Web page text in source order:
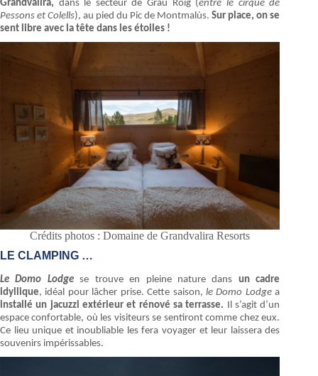
Grandvalira, dans le secteur de Grau Roig (entre le cirque de
Pessons et Colells), au pied du Pic de Montmalùs.Sur place, on se
sent libre avec la tête dans les étoiles !
Crédits photos : Domaine de Grandvalira Resorts
LE CLAMPING …
Le Domo Lodgese trouve en pleine nature dans un cadre
idyllique, idéal pour lâcher prise. Cette saison, le Domo Lodgea
installé un jacuzzi extérieur et rénové sa terrasse. Il s’agit d’un
espace confortable, où les visiteurs se sentiront comme chez eux.
Ce lieu unique et inoubliable les fera voyager et leur laissera des
souvenirs impérissables.